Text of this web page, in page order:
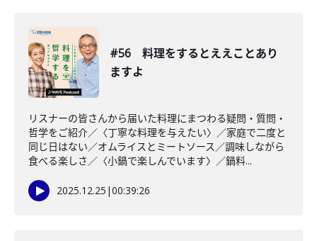
#56 料理をするとええことあり
ますよ
リスナーの皆さんから届いた料理にまつわる疑問・質問・
哲学をご紹介／〈丁寧な料理を与えたい〉／家庭で二度と
同じ日はない／オムライスとミートソース／調味しながら
食べる楽しさ／〈小鍋で楽しんでいます〉／鍋料...
2025.12.25 |00:39:26